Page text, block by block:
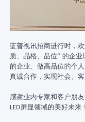
蓝普视讯招商进行时，
质、品格、品位” 的企
的企业、做高品位的个
真诚合作，实现社会、客
感谢业内专家和客户朋
LED屏显领域的美好未来！